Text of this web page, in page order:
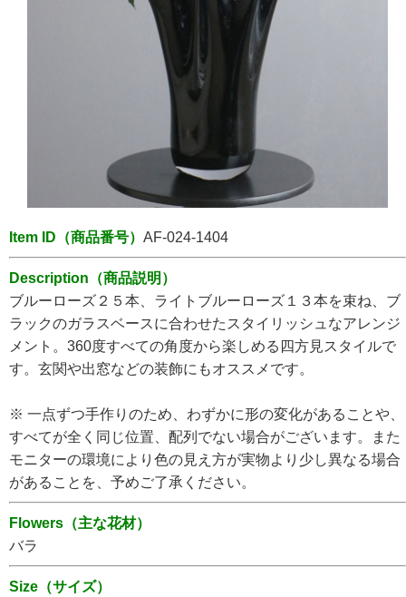
Item ID（商品番号） AF-024-1404
Description（商品説明）
ブルーローズ２５本、ライトブルーローズ１３本を束ね、ブ
ラックのガラスベースに合わせたスタイリッシュなアレンジ
メント。360度すべての角度から楽しめる四方見スタイルで
す。玄関や出窓などの装飾にもオススメです。
※ 一点ずつ手作りのため、わずかに形の変化があることや、
すべてが全く同じ位置、配列でない場合がございます。また
モニターの環境により色の見え方が実物より少し異なる場合
があることを、予めご了承ください。
Flowers（主な花材）
バラ
Size（サイズ）